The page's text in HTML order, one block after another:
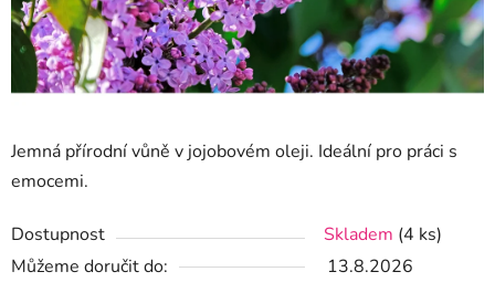
Jemná přírodní vůně v jojobovém oleji. Ideální pro práci s
emocemi.
Dostupnost Skladem (4 ks)
Můžeme doručit do:
13.8.2026